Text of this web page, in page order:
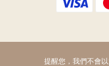
提醒您，我們不會